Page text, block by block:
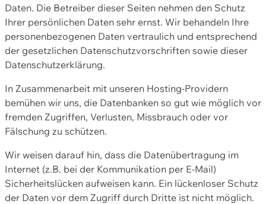
Daten. Die Betreiber dieser Seiten nehmen den Schutz
Ihrer persönlichen Daten sehr ernst. Wir behandeln Ihre
personenbezogenen Daten vertraulich und entsprechend
der gesetzlichen Datenschutzvorschriften sowie dieser
Datenschutzerklärung.
In Zusammenarbeit mit unseren Hosting-Providern
bemühen wir uns, die Datenbanken so gut wie möglich vor
fremden Zugriffen, Verlusten, Missbrauch oder vor
Fälschung zu schützen.
Wir weisen darauf hin, dass die Datenübertragung im
Internet (z.B. bei der Kommunikation per E-Mail)
Sicherheitslücken aufweisen kann. Ein lückenloser Schutz
der Daten vor dem Zugriff durch Dritte ist nicht möglich.